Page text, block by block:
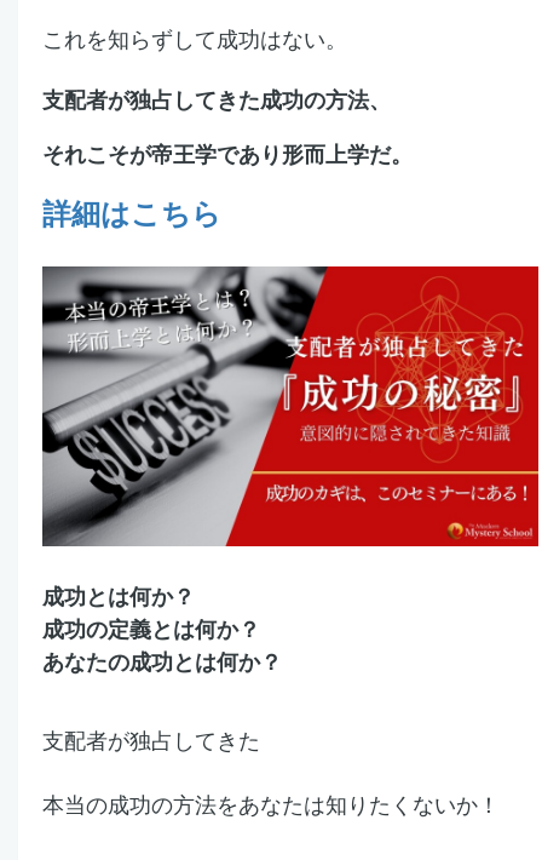
これを知らずして成功はない。
支配者が独占してきた成功の方法、
それこそが帝王学であり形而上学だ。
詳細はこちら
成功とは何か？
成功の定義とは何か？
あなたの成功とは何か？
支配者が独占してきた
本当の成功の方法をあなたは知りたくないか！